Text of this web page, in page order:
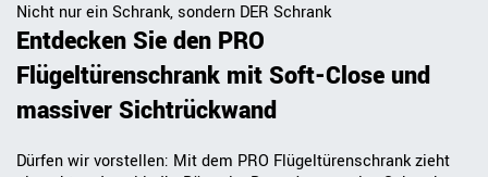
Nicht nur ein Schrank, sondern DER Schrank
Entdecken Sie den PRO
Flügeltürenschrank mit Soft-Close und
massiver Sichtrückwand
Dürfen wir vorstellen: Mit dem PRO Flügeltürenschrank zieht